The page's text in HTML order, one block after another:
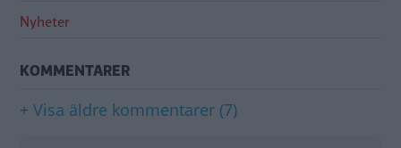
Nyheter
KOMMENTARER
+ Visa äldre kommentarer (7)